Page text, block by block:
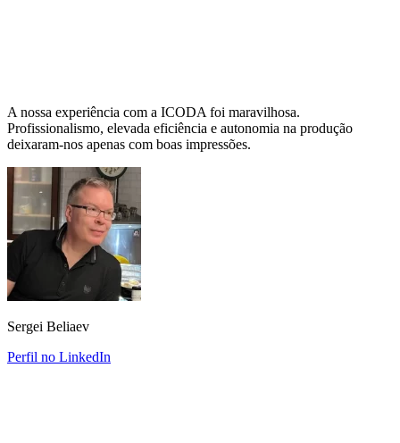
A nossa experiência com a ICODA foi maravilhosa.
Profissionalismo, elevada eficiência e autonomia na produção
deixaram-nos apenas com boas impressões.
Sergei Beliaev
Perfil no LinkedIn